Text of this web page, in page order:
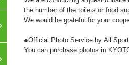
the number of the toilets or food
We would be grateful for your
●Official Photo Service by All
You can purchase photos in